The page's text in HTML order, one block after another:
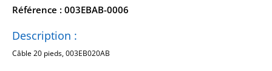
Référence : 003EBAB-0006
Description :
Câble 20 pieds, 003EB020AB